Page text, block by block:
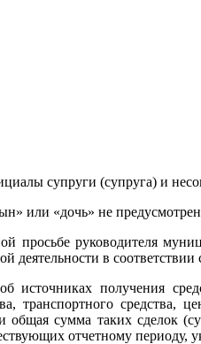
супруги (супруга) и
или «дочь» не
просьбе руководителя
деятельности в соответствии
источниках получения
транспортного средства,
сумма таких сделок
отчетному периоду,